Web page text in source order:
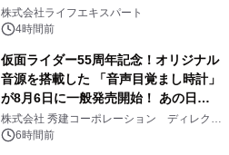
株式会社ライフエキスパート
4時間前
仮面ライダー55周年記念！オリジナル
音源を搭載した 「音声目覚まし時計」
が8月6日に一般発売開始！ あの日の
大興奮が今甦る
株式会社 秀建コーポレーション ディレクト
アートギャラリー
6時間前